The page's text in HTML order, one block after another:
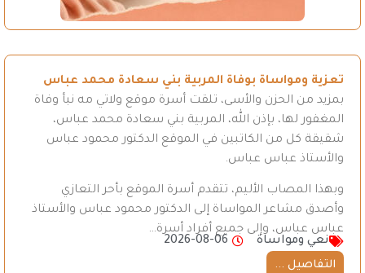
تعزية ومواساة بوفاة المربية بني سعادة محمد عباس
بمزيد من الحزن والأسى، تلقت أسرة موقع ولاتي مه نبأ وفاة
المغفور لها، بإذن الله، المربية بني سعادة محمد عباس،
شقيقة كل من الكاتبين في الموقع الدكتور محمود عباس
والأستاذ عباس عباس.
وبهذا المصاب الأليم، تتقدم أسرة الموقع بأحر التعازي
وأصدق مشاعر المواساة إلى الدكتور محمود عباس والأستاذ
عباس عباس، وإلى جميع أفراد أسرة…
نعي ومواساة
2026-08-06
التفاصيل ...